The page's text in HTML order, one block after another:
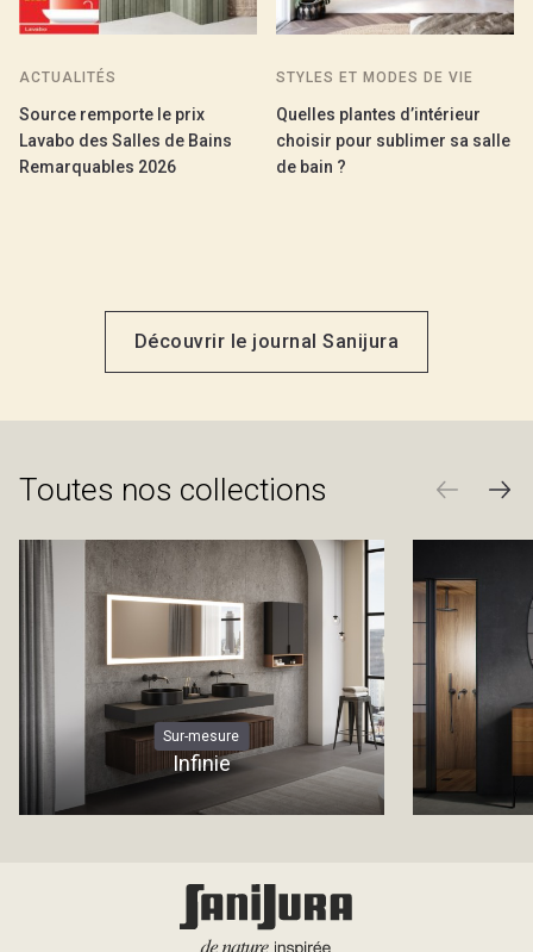
ACTUALITÉS
Source remporte le prix
Lavabo des Salles de Bains
Remarquables 2026
STYLES ET MODES DE VIE
Quelles plantes d’intérieur
choisir pour sublimer sa salle
de bain ?
Découvrir le journal Sanijura
Toutes nos collections
Sur-mesure
Infinie